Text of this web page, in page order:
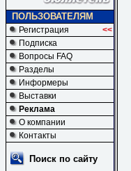
ПОЛЬЗОВАТЕЛЯМ
Регистрация
<<
Подписка
Вопросы FAQ
Разделы
Информеры
Выставки
Реклама
О компании
Контакты
Поиск по сайту